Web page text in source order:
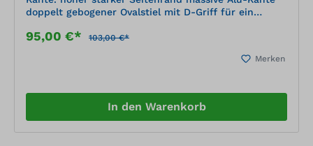
doppelt gebogener Ovalstiel mit D-Griff für ein
95,00 €* 103,00 €*
Merken
In den Warenkorb